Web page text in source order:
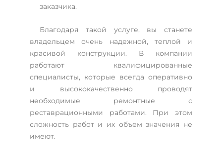
заказчика.
Благодаря такой услуге, вы станете
владельцем очень надежной, теплой и
красивой конструкции. В компании
работают квалифицированные
специалисты, которые всегда оперативно
и высококачественно проводят
необходимые ремонтные с
реставрационными работами. При этом
сложность работ и их объем значения не
имеют.